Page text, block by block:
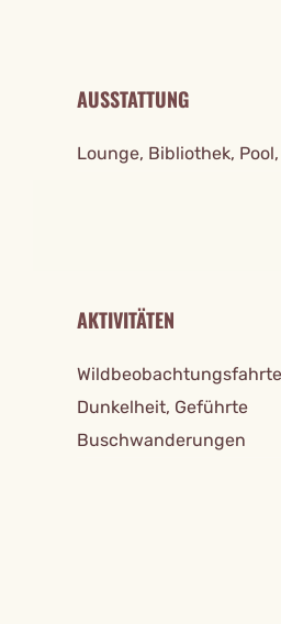
AUSSTATTUNG
Lounge, Bibliothek,
AKTIVITÄTEN
Dunkelheit, Geführte
Buschwanderungen